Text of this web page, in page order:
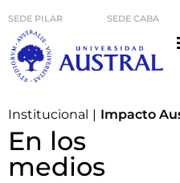
SEDE PILAR SEDE CABA
Institucional | Impacto
En los
medios